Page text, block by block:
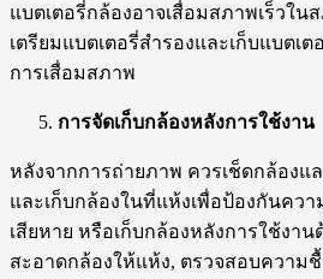
แบตเตอรี่กล้องอาจเสื่อมสภาพเร็วใ
เตรียมแบตเตอรี่สำรองและเก็บแบตเ
การเสื่อมสภาพ
การจัดเก็บกล้องหลังการใช้งาน
หลังจากการถ่ายภาพ ควรเช็ดกล้องแ
และเก็บกล้องในที่แห้งเพื่อป้องกันคว
เสียหาย หรือเก็บกล้องหลังการใช้งา
สะอาดกล้องให้แห้ง, ตรวจสอบความ